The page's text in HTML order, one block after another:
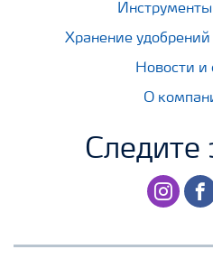
Хранение удобрений
Новости и
О
Следите
instagram